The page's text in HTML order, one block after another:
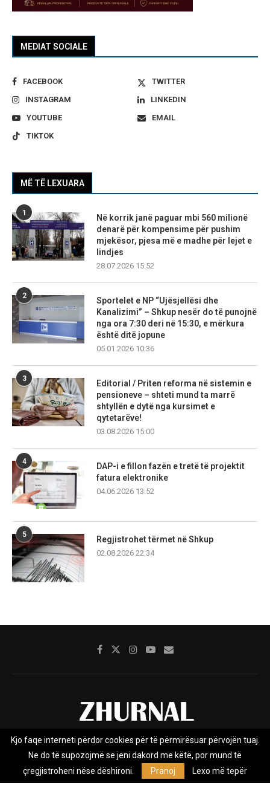
MEDIAT SOCIALE
FACEBOOK
TWITTER
INSTAGRAM
LINKEDIN
YOUTUBE
EMAIL
TIKTOK
MË TË LEXUARA
1
Në korrik janë paguar mbi 560 milionë
denarë për kompensime për pushim
mjekësor, pjesa më e madhe për lejet e
lindjes
28.07.2026 15:52
2
Sportelet e NP “Ujësjellësi dhe
Kanalizimi” – Shkup nesër do të punojnë
nga ora 7:30 deri në 15:30, e mërkura
është ditë jopune
05.01.2026 10:36
3
Editorial / Priten reforma në sistemin e
pensioneve – shteti mund ta marrë
shtyllën e dytë nga kursimet e
qytetarëve!
03.08.2026 15:00
4
DAP-i e fillon fazën e tretë të projektit
fatura elektronike
04.06.2026 13:52
5
Regjistrohet tërmet në Shkup
02.08.2026 22:34
Rreth nesh Impresumi Marketing
Privacy Policy
Zhurnal.mk është Agjenci e Lajmeve e pavarur, e themeluar në vitin
Kjo faqe interneti përdor cookies për të përmirësuar përvojën tuaj.
Ne do të supozojmë se jeni dakord me këtë, por mund të
çregjistroheni nëse dëshironi.
Pranoj Lexo më tepër